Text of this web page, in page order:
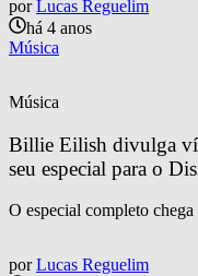
por Lucas Reguelim
há 4 anos
Música
Música
Billie Eilish divulga
seu especial para o
O especial completo
por Lucas Reguelim